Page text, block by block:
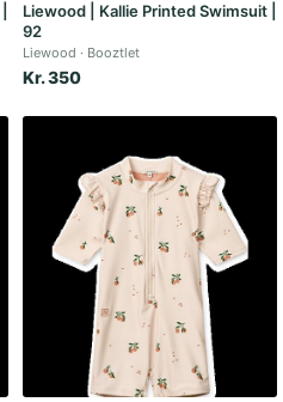
Liewood | Kallie Printed Swimsuit |
92
Liewood Booztlet
Kr. 350